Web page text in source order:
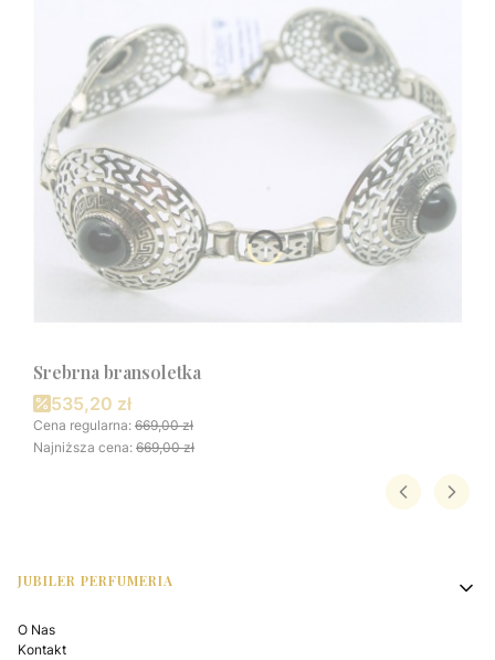
Srebrna bransoletka
Cena promocyjna
535,20 zł
Cena regularna: 669,00 zł
Najniższa cena: 669,00 zł
Linki w stopce
JUBILER PERFUMERIA
O Nas
Kontakt